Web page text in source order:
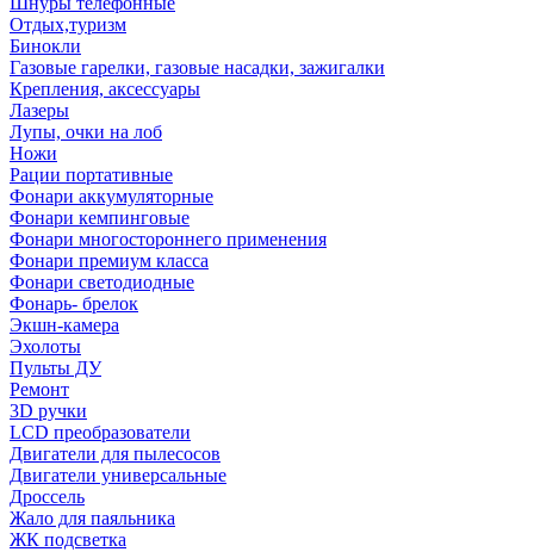
Отдых,туризм
Бинокли
Газовые гарелки, газовые насадки, зажигалки
Крепления, аксессуары
Лазеры
Лупы, очки на лоб
Ножи
Рации портативные
Фонари аккумуляторные
Фонари кемпинговые
Фонари многостороннего применения
Фонари премиум класса
Фонари светодиодные
Фонарь- брелок
Экшн-камера
Эхолоты
Пульты ДУ
Ремонт
3D ручки
LCD преобразователи
Двигатели для пылесосов
Двигатели универсальные
Дроссель
Жало для паяльника
ЖК подсветка